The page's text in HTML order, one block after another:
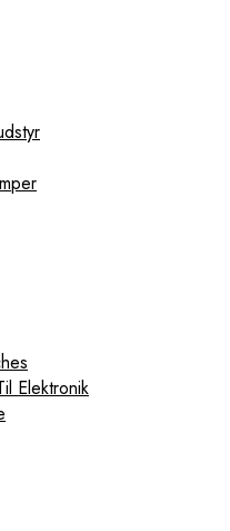
Elektronik